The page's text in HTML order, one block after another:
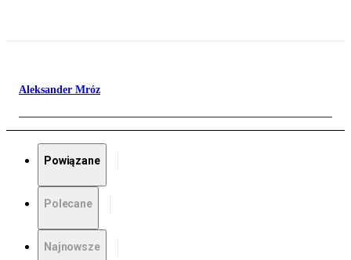
Aleksander Mróz
Powiązane
Polecane
Najnowsze